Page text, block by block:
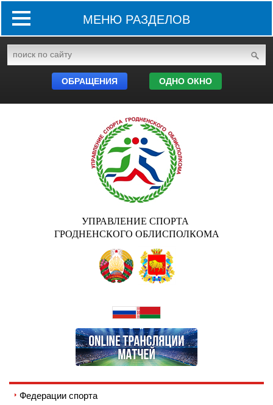
МЕНЮ РАЗДЕЛОВ
ОБРАЩЕНИЯ ОДНО ОКНО
УПРАВЛЕНИЕ СПОРТА
ГРОДНЕНСКОГО ОБЛИСПОЛКОМА
Федерации спорта